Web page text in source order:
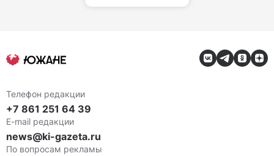
Телефон редакции
+7 861 251 64 39
E-mail редакции
news@ki-gazeta.ru
По вопросам рекламы